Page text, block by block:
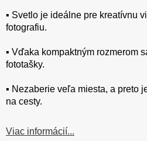
▪️ Svetlo je ideálne pre kreatívnu
fotografiu.
▪️ Vďaka kompaktným rozmerom
fototašky.
▪️ Nezaberie veľa miesta, a preto
na cesty.
Viac informácií...